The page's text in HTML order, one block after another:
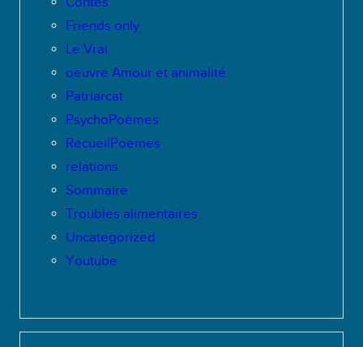
Friends only
Le Vrai
oeuvre Amour et animalité
Patriarcat
PsychoPoèmes
RecueilPoemes
relations
Sommaire
Troubles alimentaires
Uncategorized
Youtube